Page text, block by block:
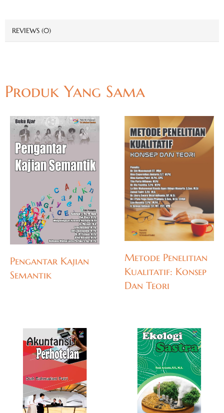
REVIEWS (0)
Produk Yang Sama
Pengantar Kajian
Semantik
Metode Penelitian
Kualitatif: Konsep
Dan Teori